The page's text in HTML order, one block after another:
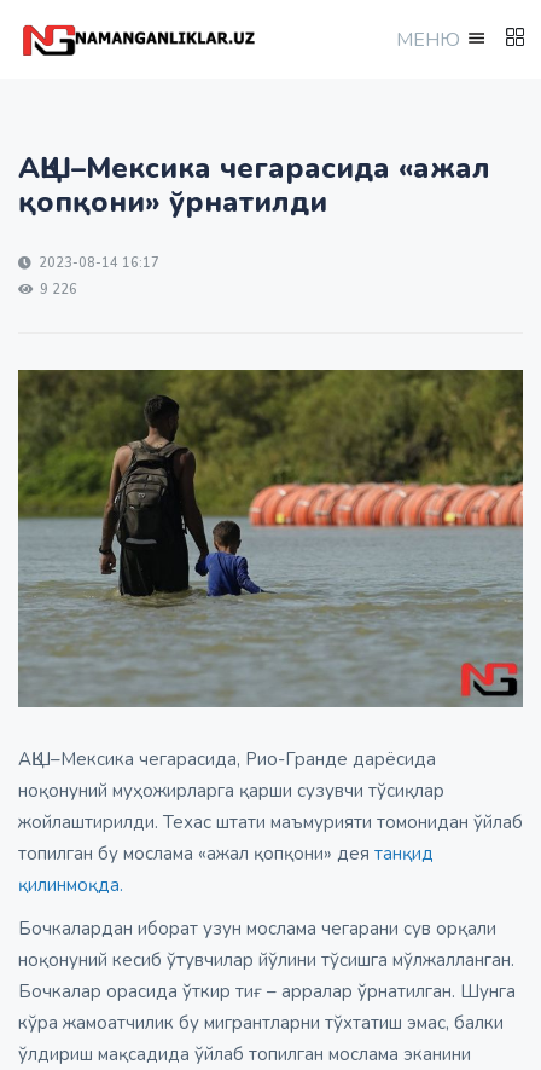
МEНЮ
АҚШ–Мексика чегарасида «ажал
қопқони» ўрнатилди
2023-08-14 16:17
9 226
АҚШ–Мексика чегарасида, Рио-Гранде дарёсида
ноқонуний муҳожирларга қарши сузувчи тўсиқлар
жойлаштирилди. Техас штати маъмурияти томонидан ўйлаб
топилган бу мослама «ажал қопқони» дея танқид
қилинмоқда.
Бочкалардан иборат узун мослама чегарани сув орқали
ноқонуний кесиб ўтувчилар йўлини тўсишга мўлжалланган.
Бочкалар орасида ўткир тиғ – арралар ўрнатилган. Шунга
кўра жамоатчилик бу мигрантларни тўхтатиш эмас, балки
ўлдириш мақсадида ўйлаб топилган мослама эканини